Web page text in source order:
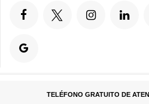
TELÉFONO GRATUITO DE